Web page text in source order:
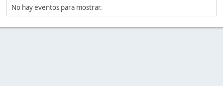
No hay eventos para mostrar.